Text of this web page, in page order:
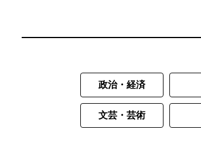
政治・経済
文芸・芸術